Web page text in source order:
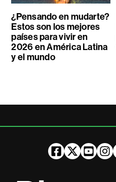
¿Pensando en mudarte?
Estos son los mejores
países para vivir en
2026 en América Latina
y el mundo